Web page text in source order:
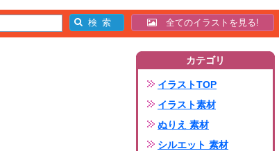
全てのイラストを見る!
カテゴリ
イラストTOP
イラスト素材
ぬりえ 素材
シルエット 素材